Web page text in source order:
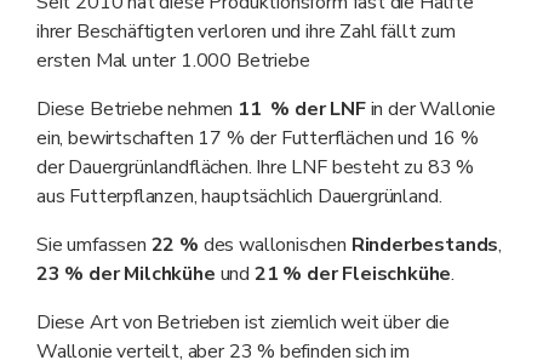
ihrer Beschäftigten verloren und ihre Zahl fällt zum
ersten Mal unter 1.000 Betriebe
Diese Betriebe nehmen 11 % der LNFin der Wallonie
ein, bewirtschaften 17 % der Futterflächen und 16 %
der Dauergrünlandflächen. Ihre LNF besteht zu 83 %
aus Futterpflanzen, hauptsächlich Dauergrünland.
Sie umfassen 22 % des wallonischen Rinderbestands,
23 % der Milchkühe und 21 % der Fleischkühe.
Diese Art von Betrieben ist ziemlich weit über die
Wallonie verteilt, aber 23 % befinden sich im